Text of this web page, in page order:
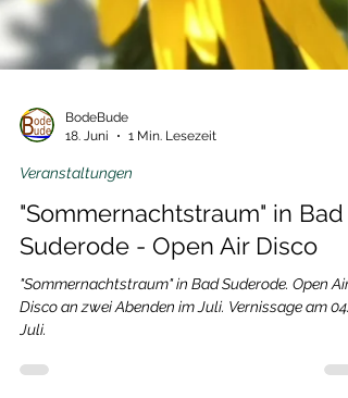
18. Juni
1 Min. Lesezeit
Veranstaltungen
"Sommernachtstraum" in Bad
Suderode - Open Air Disco
"Sommernachtstraum" in Bad Suderode. Open Air
Disco an zwei Abenden im Juli. Vernissage am 04.
Juli.